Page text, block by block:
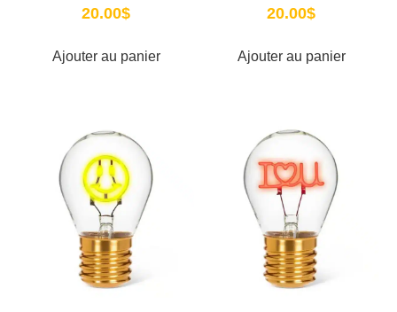
20.00$
Ajouter au panier
20.00$
Ajouter au panier